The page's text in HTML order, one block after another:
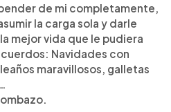
de mi completamente,
la carga sola y darle
mejor vida que le pudiera
Navidades con
maravillosos, galletas